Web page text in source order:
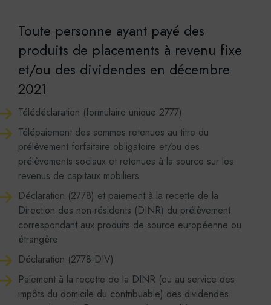
Toute personne ayant payé des
produits de placements à revenu fixe
et/ou des dividendes en décembre
2021
Télédéclaration (formulaire unique 2777)
Télépaiement des sommes retenues au titre du
prélèvement forfaitaire obligatoire et/ou des
prélèvements sociaux et retenues à la source sur les
revenus de capitaux mobiliers
Déclaration (2778) et paiement à la recette de la
Direction des non-résidents (DINR) du prélèvement
correspondant aux produits de source européenne ou
étrangère
Déclaration (2778-DIV)
Paiement à la recette de la DINR (ou au service des
impôts du domicile du contribuable) des dividendes